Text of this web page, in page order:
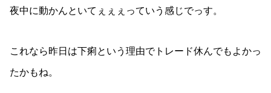
夜中に動かんといてぇぇぇっていう感じでっす。
これなら昨日は下痢という理由でトレード休んでもよかっ
たかもね。